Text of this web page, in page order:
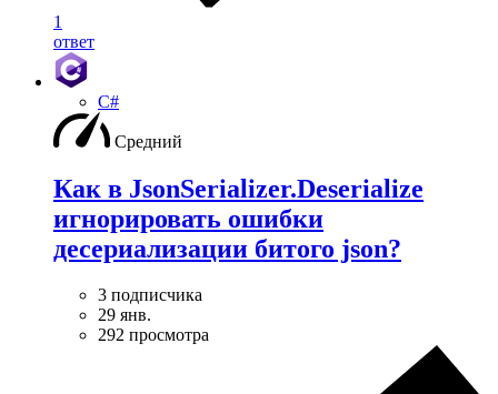
1
ответ
C#
Средний
Как в JsonSerializer.Deserialize
игнорировать ошибки
десериализации битого json?
3 подписчика
29 янв.
292 просмотра